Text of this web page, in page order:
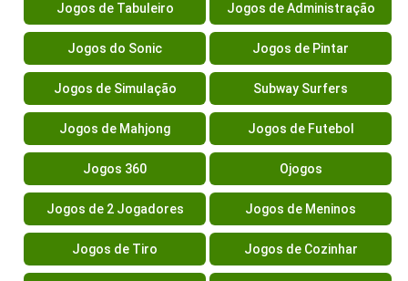
Jogos de Tabuleiro Jogos de Administração
Jogos do Sonic Jogos de Pintar
Jogos de Simulação Subway Surfers
Jogos de Mahjong Jogos de Futebol
Jogos 360 Ojogos
Jogos de 2 Jogadores Jogos de Meninos
Jogos de Tiro Jogos de Cozinhar